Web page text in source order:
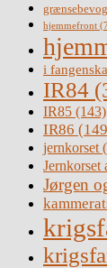
hjemmefront
i
IR84
IR85 (143)
IR86
jernkorset
Jernkorset
Jørgen